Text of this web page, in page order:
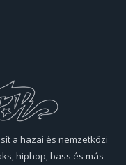
a hazai és nemzetközi
hiphop, bass és más